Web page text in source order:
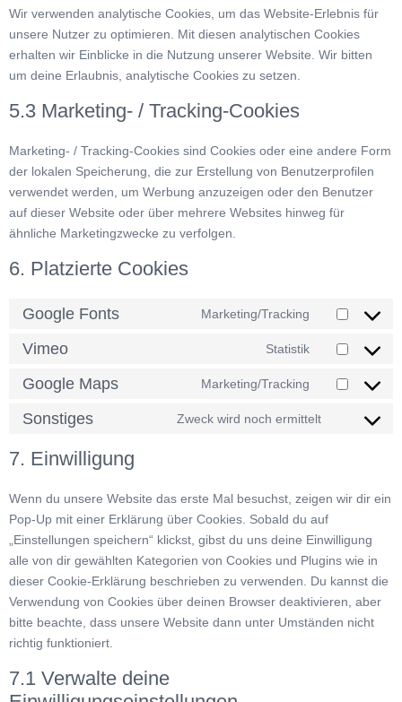
Wir verwenden analytische Cookies, um das Website-Erlebnis für
unsere Nutzer zu optimieren. Mit diesen analytischen Cookies
erhalten wir Einblicke in die Nutzung unserer Website. Wir bitten
um deine Erlaubnis, analytische Cookies zu setzen.
5.3 Marketing- / Tracking-Cookies
Marketing- / Tracking-Cookies sind Cookies oder eine andere Form
der lokalen Speicherung, die zur Erstellung von Benutzerprofilen
verwendet werden, um Werbung anzuzeigen oder den Benutzer
auf dieser Website oder über mehrere Websites hinweg für
ähnliche Marketingzwecke zu verfolgen.
6. Platzierte Cookies
Google Fonts Marketing/Tracking
Consent
google-
Vimeo Statistik
Consent
Google Maps Marketing/Tracking
Consent
Sonstiges Zweck wird noch ermittelt
Consent
7. Einwilligung
Wenn du unsere Website das erste Mal besuchst, zeigen wir dir ein
Pop-Up mit einer Erklärung über Cookies. Sobald du auf
„Einstellungen speichern“ klickst, gibst du uns deine Einwilligung
alle von dir gewählten Kategorien von Cookies und Plugins wie in
dieser Cookie-Erklärung beschrieben zu verwenden. Du kannst die
Verwendung von Cookies über deinen Browser deaktivieren, aber
bitte beachte, dass unsere Website dann unter Umständen nicht
richtig funktioniert.
7.1 Verwalte deine